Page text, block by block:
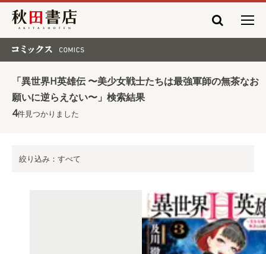
秋田書店
「異世界H英雄伝 〜美少女戦士たちは最強軍師の無茶なお
願いに逆らえない〜」検索結果
4件見つかりました
絞り込み：すべて